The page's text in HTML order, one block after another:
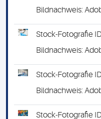
Bildnachweis:
Stock-Fotografie
Bildnachweis:
Stock-Fotografie
Bildnachweis:
Stock-Fotografie